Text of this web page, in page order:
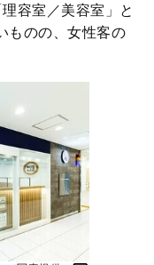
容室／美容室」と
ものの、女性客の